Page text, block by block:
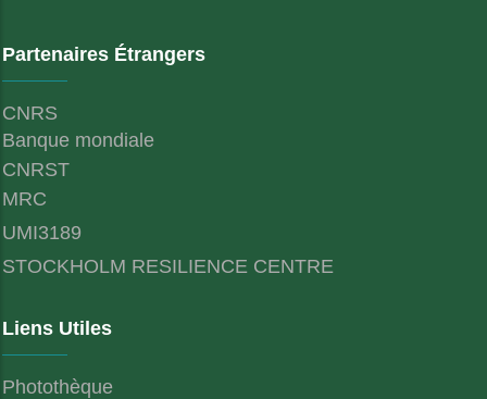
Partenaires Étrangers
CNRS
Banque mondiale
CNRST
MRC
UMI3189
STOCKHOLM RESILIENCE CENTRE
Liens Utiles
Photothèque